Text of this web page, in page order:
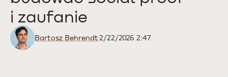
i zaufanie
Bartosz Behrendt2/22/2026 2:47